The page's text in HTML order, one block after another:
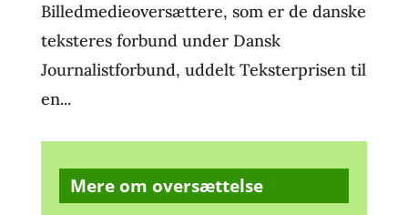
Billedmedieoversættere, som er de danske
teksteres forbund under Dansk
Journalistforbund, uddelt Teksterprisen til
en...
Mere om oversættelse